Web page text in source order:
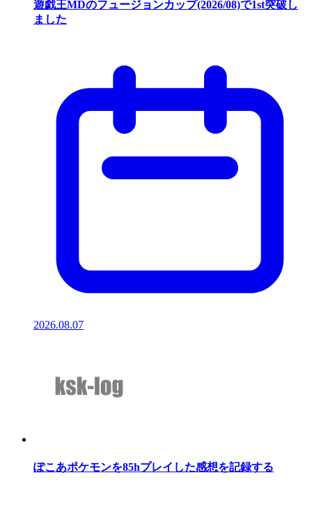
遊戯王MDのフュージョンカップ(2026/08)で1st突破し
ました
2026.08.07
ぽこあポケモンを85hプレイした感想を記録する